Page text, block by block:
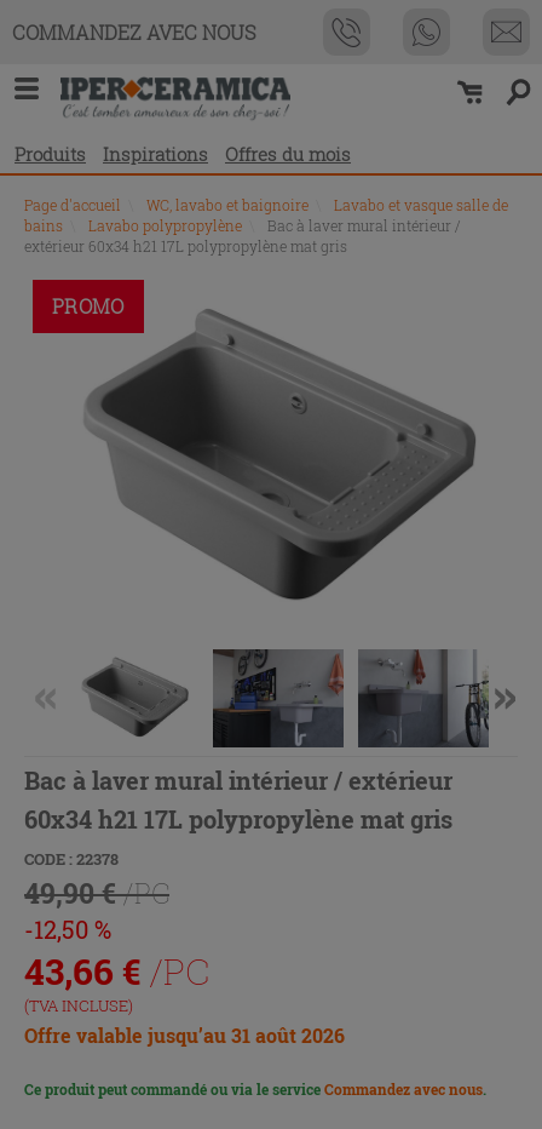
COMMANDEZ AVEC NOUS
Produits Inspirations Offres du mois
Page d'accueil WC, lavabo et baignoire
Lavabo et vasque salle de
bains
Lavabo polypropylène
Bac à laver mural intérieur /
extérieur 60x34 h21 17L polypropylène mat gris
PROMO
Bac à laver mural intérieur / extérieur
60x34 h21 17L polypropylène mat gris
CODE : 22378
49,90 €/PC
-12,50 %
43,66 € /PC
(TVA INCLUSE)
Offre valable jusqu’au 31 août 2026
Ce produit peut commandé ou via le serviceCommandez avec nous.